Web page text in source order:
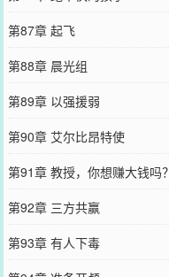
第87章 起飞
第88章 晨光组
第89章 以强援弱
第90章 艾尔比昂特使
第91章 教授，你想赚大钱吗？
第92章 三方共赢
第93章 有人下毒